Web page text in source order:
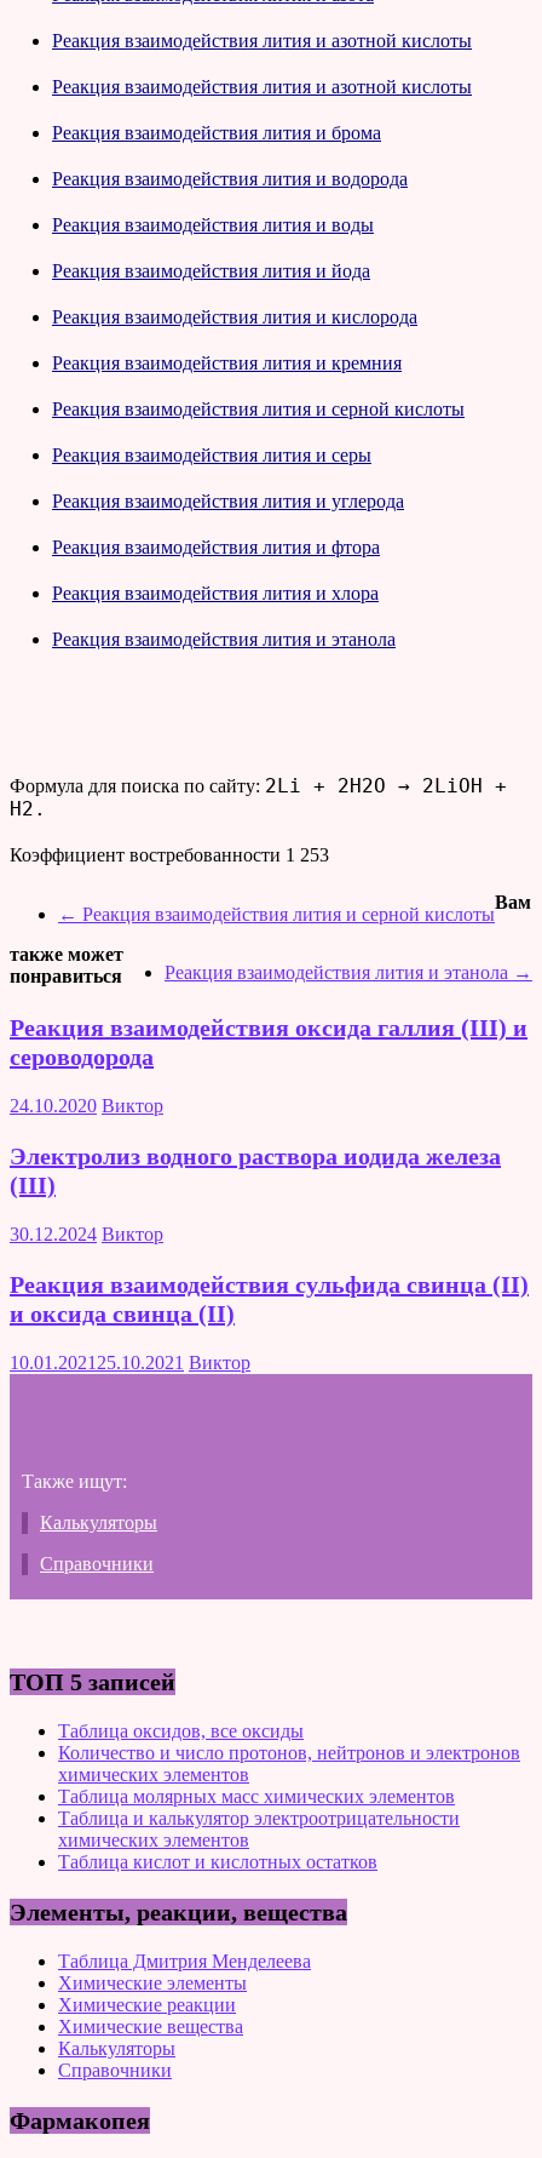
Реакция взаимодействия лития и азотной кислоты
Реакция взаимодействия лития и азотной кислоты
Реакция взаимодействия лития и брома
Реакция взаимодействия лития и водорода
Реакция взаимодействия лития и воды
Реакция взаимодействия лития и йода
Реакция взаимодействия лития и кислорода
Реакция взаимодействия лития и кремния
Реакция взаимодействия лития и серной кислоты
Реакция взаимодействия лития и серы
Реакция взаимодействия лития и углерода
Реакция взаимодействия лития и фтора
Реакция взаимодействия лития и хлора
Реакция взаимодействия лития и этанола
Формула для поиска по сайту: 2Li + 2H2O → 2LiOH +
H2.
Коэффициент востребованности 1 253
← Реакция взаимодействия лития и серной кислоты
Реакция взаимодействия лития и этанола →
Вам
также может
понравиться
Реакция взаимодействия оксида галлия (III) и
сероводорода
24.10.2020 Виктор
Электролиз водного раствора иодида железа
(III)
30.12.2024 Виктор
Реакция взаимодействия сульфида свинца (II)
и оксида свинца (II)
10.01.2021 25.10.2021 Виктор
Также ищут:
Калькуляторы
Справочники
ТОП 5 записей
Таблица оксидов, все оксиды
Количество и число протонов, нейтронов и электронов
химических элементов
Таблица молярных масс химических элементов
Таблица и калькулятор электроотрицательности
химических элементов
Таблица кислот и кислотных остатков
Элементы, реакции, вещества
Таблица Дмитрия Менделеева
Химические элементы
Химические реакции
Химические вещества
Калькуляторы
Справочники
Фармакопея